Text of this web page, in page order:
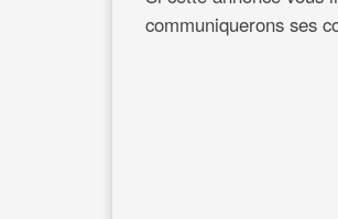
communiquerons ses